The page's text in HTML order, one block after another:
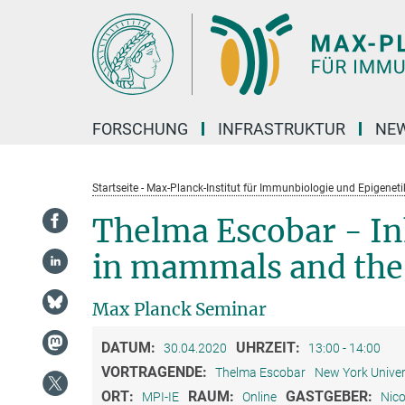
FORSCHUNG INFRASTRUKTUR
Startseite - Max-Planck-Institut für Immunbiologie und
Thelma Escobar -
in mammals and
Max Planck Seminar
DATUM: 30.04.2020 UHRZEIT: 13:00 - 14:00
VORTRAGENDE: Thelma Escobar New York
ORT: MPI-IE RAUM: Online GASTGEBER: